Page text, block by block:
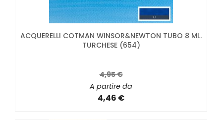
ACQUERELLI COTMAN WINSOR&NEWTON TUBO 8 ML.
TURCHESE (654)
4,95 €
A partire da
4,46 €